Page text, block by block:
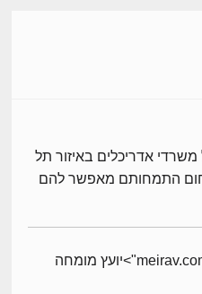
אדריכלים באיזור תל
התמחותם מאפשר להם
ארז מירב -meirav.com" target="_blank">יועץ מומחה